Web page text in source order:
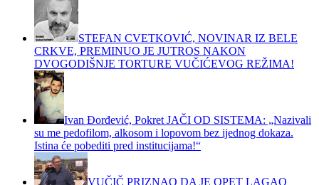
STEFAN CVETKOVIĆ, NOVINAR IZ BELE
CRKVE, PREMINUO JE JUTROS NAKON
DVOGODIŠNJE TORTURE VUČIĆEVOG REŽIMA!
Ivan Đorđević, Pokret JAČI OD SISTEMA: „Nazivali
su me pedofilom, alkosom i lopovom bez ijednog dokaza.
Istina će pobediti pred institucijama!“
VUČIČ PRIZNAO DA JE OPET LAGAO